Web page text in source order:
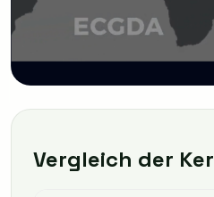
Vergleich der